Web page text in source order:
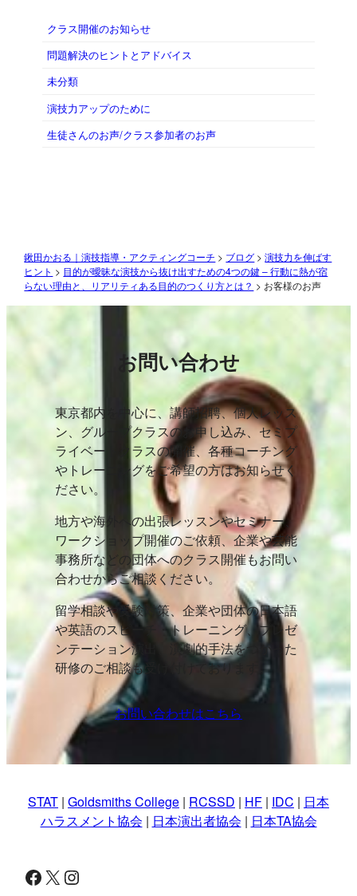
クラス開催のお知らせ
問題解決のヒントとアドバイス
未分類
演技力アップのために
生徒さんのお声/クラス参加者のお声
鍬田かおる｜演技指導・アクティングコーチ > ブログ >演技力を伸ばす
ヒント > 目的が曖昧な演技から抜け出すための4つの鍵 – 行動に熱が宿
らない理由と、リアリティある目的のつくり方とは？ > お客様のお声
お問い合わせ
東京都内を中心に、講師招聘、個人レッス
ン、グループクラスのお申し込み、セミプ
ライベートクラスの開催、各種コーチング
やトレーニングをご希望の方はお知らせく
ださい。
地方や海外への出張レッスンやセミナー、
ワークショップ開催のご依頼、企業や芸能
事務所などの団体へのクラス開催もお問い
合わせからご相談ください。
留学相談や受験対策、企業や団体の日本語
や英語のスピーチ・トレーニング、プレゼ
ンテーション演出、演劇的手法をつかった
研修のご相談も受け付けております。
お問い合わせはこちら
STAT | Goldsmiths College | RCSSD | HF | IDC | 日本
ハラスメント協会 | 日本演出者協会 | 日本TA協会
Facebook X Instagram